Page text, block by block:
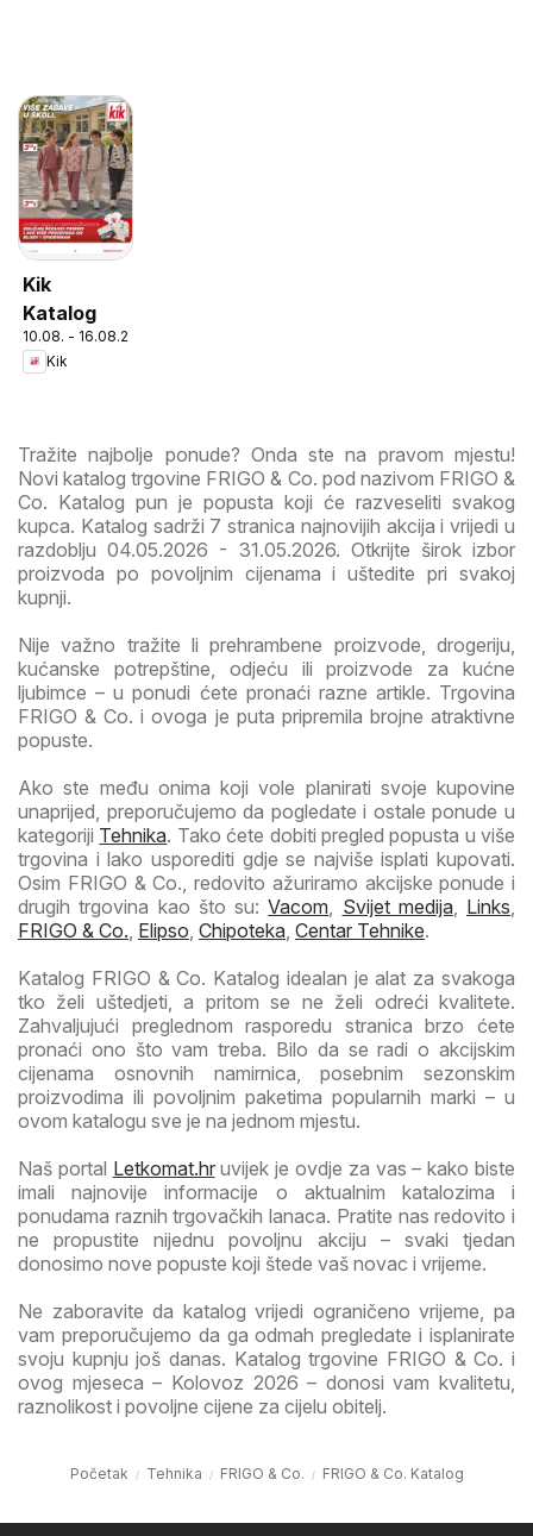
Kik
Katalog
10.08. - 16.08.2026
Kik
Tražite najbolje ponude? Onda ste na pravom mjestu!
Novi katalog trgovine FRIGO & Co. pod nazivom FRIGO &
Co. Katalog pun je popusta koji će razveseliti svakog
kupca. Katalog sadrži 7 stranica najnovijih akcija i vrijedi u
razdoblju 04.05.2026 - 31.05.2026. Otkrijte širok izbor
proizvoda po povoljnim cijenama i uštedite pri svakoj
kupnji.
Nije važno tražite li prehrambene proizvode, drogeriju,
kućanske potrepštine, odjeću ili proizvode za kućne
ljubimce – u ponudi ćete pronaći razne artikle. Trgovina
FRIGO & Co. i ovoga je puta pripremila brojne atraktivne
popuste.
Ako ste među onima koji vole planirati svoje kupovine
unaprijed, preporučujemo da pogledate i ostale ponude u
kategoriji Tehnika. Tako ćete dobiti pregled popusta u više
trgovina i lako usporediti gdje se najviše isplati kupovati.
Osim FRIGO & Co., redovito ažuriramo akcijske ponude i
drugih trgovina kao što su:Vacom Svijet medija, Links
FRIGO & Co. Elipso Chipoteka Centar Tehnike.
Katalog FRIGO & Co. Katalog idealan je alat za svakoga
tko želi uštedjeti, a pritom se ne želi odreći kvalitete.
Zahvaljujući preglednom rasporedu stranica brzo ćete
pronaći ono što vam treba. Bilo da se radi o akcijskim
cijenama osnovnih namirnica, posebnim sezonskim
proizvodima ili povoljnim paketima popularnih marki – u
ovom katalogu sve je na jednom mjestu.
Naš portal Letkomat.hruvijek je ovdje za vas – kako biste
imali najnovije informacije o aktualnim katalozima i
ponudama raznih trgovačkih lanaca. Pratite nas redovito i
ne propustite nijednu povoljnu akciju – svaki tjedan
donosimo nove popuste koji štede vaš novac i vrijeme.
Ne zaboravite da katalog vrijedi ograničeno vrijeme, pa
vam preporučujemo da ga odmah pregledate i isplanirate
svoju kupnju još danas. Katalog trgovine FRIGO & Co. i
ovog mjeseca – Kolovoz 2026 – donosi vam kvalitetu,
raznolikost i povoljne cijene za cijelu obitelj.
Početak Tehnika FRIGO & Co. FRIGO & Co. Katalog